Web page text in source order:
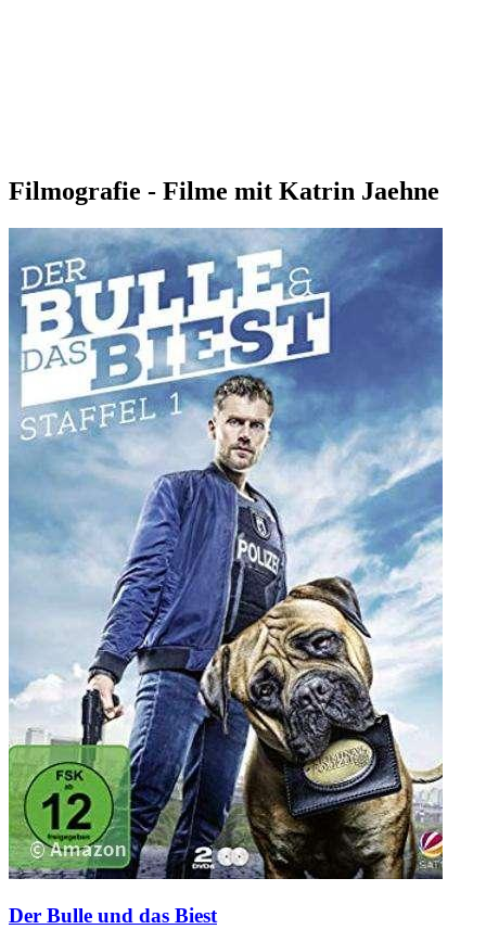
Filmografie - Filme mit Katrin Jaehne
Der Bulle und das Biest